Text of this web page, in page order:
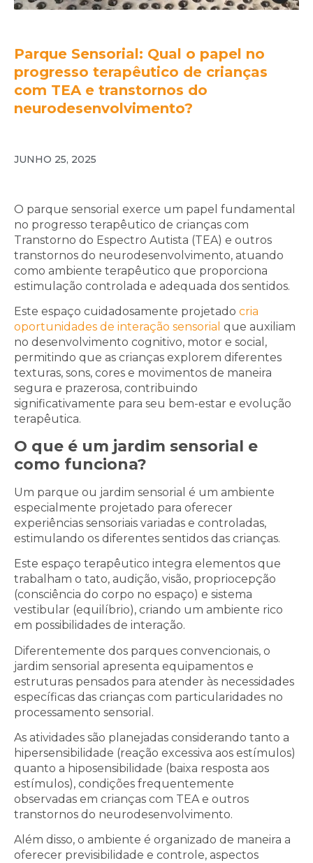
Parque Sensorial: Qual o papel no
progresso terapêutico de crianças
com TEA e transtornos do
neurodesenvolvimento?
JUNHO 25, 2025
O parque sensorial exerce um papel fundamental
no progresso terapêutico de crianças com
Transtorno do Espectro Autista (TEA) e outros
transtornos do neurodesenvolvimento, atuando
como ambiente terapêutico que proporciona
estimulação controlada e adequada dos sentidos.
Este espaço cuidadosamente projetado cria
oportunidades de interação sensorial que auxiliam
no desenvolvimento cognitivo, motor e social,
permitindo que as crianças explorem diferentes
texturas, sons, cores e movimentos de maneira
segura e prazerosa, contribuindo
significativamente para seu bem-estar e evolução
terapêutica.
O que é um jardim sensorial e
como funciona?
Um parque ou jardim sensorial é um ambiente
especialmente projetado para oferecer
experiências sensoriais variadas e controladas,
estimulando os diferentes sentidos das crianças.
Este espaço terapêutico integra elementos que
trabalham o tato, audição, visão, propriocepção
(consciência do corpo no espaço) e sistema
vestibular (equilíbrio), criando um ambiente rico
em possibilidades de interação.
Diferentemente dos parques convencionais, o
jardim sensorial apresenta equipamentos e
estruturas pensados para atender às necessidades
específicas das crianças com particularidades no
processamento sensorial.
As atividades são planejadas considerando tanto a
hipersensibilidade (reação excessiva aos estímulos)
quanto a hiposensibilidade (baixa resposta aos
estímulos), condições frequentemente
observadas em crianças com TEA e outros
transtornos do neurodesenvolvimento.
Além disso, o ambiente é organizado de maneira a
oferecer previsibilidade e controle, aspectos